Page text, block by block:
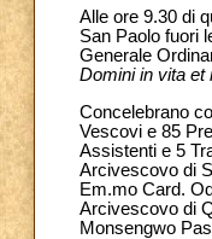
Alle ore 9.30 di
San Paolo fuori
Generale
Domini in vita
Concelebrano
Vescovi e 85
Assistenti e 5
Arcivescovo di
Em.mo Card.
Arcivescovo di
Monsengwo